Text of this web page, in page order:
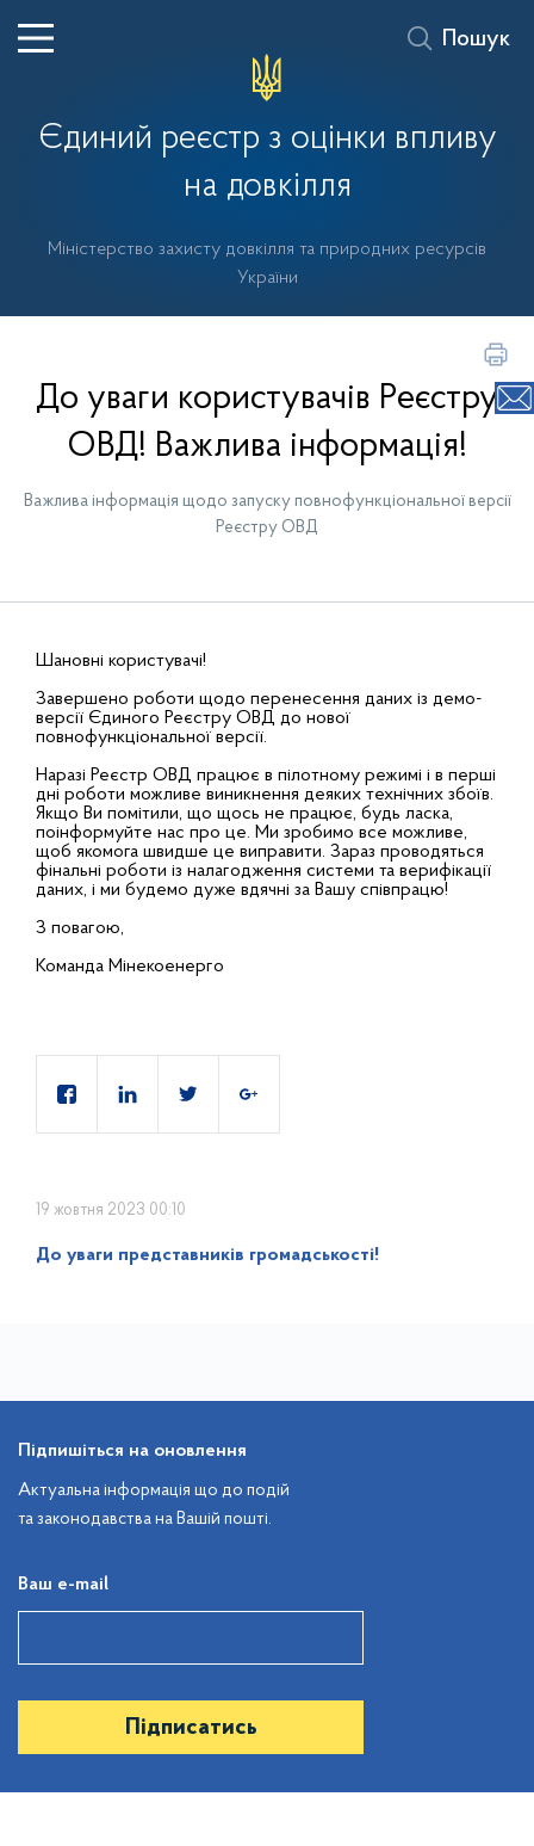
Єдиний реєстр з оцінки впливу
на довкілля
Міністерство захисту довкілля та природних ресурсів
України
Пошук
До уваги користувачів Реєстру
ОВД! Важлива інформація!
Важлива інформація щодо запуску повнофункціональної версії
Реєстру ОВД
Шановні користувачі!
Завершено роботи щодо перенесення даних із демо-
версії Єдиного Реєстру ОВД до нової
повнофункціональної версії.
Наразі Реєстр ОВД працює в пілотному режимі і в перші
дні роботи можливе виникнення деяких технічних збоїв.
Якщо Ви помітили, що щось не працює, будь ласка,
поінформуйте нас про це. Ми зробимо все можливе,
щоб якомога швидше це виправити. Зараз проводяться
фінальні роботи із налагодження системи та верифікації
даних, і ми будемо дуже вдячні за Вашу співпрацю!
З повагою,
Команда Мінекоенерго
19 жовтня 2023 00:10
До уваги представників громадськості!
Підпишіться на оновлення
Актуальна інформація що до подій
та законодавства на Вашій пошті.
Ваш e-mail
Підписатись